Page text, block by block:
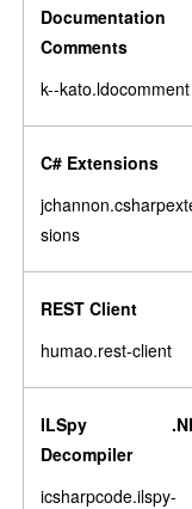
Documentation
Comments
k--kato.ldocomment
C# Extensions
sions
REST Client
humao.rest-client
ILSpy
Decompiler
icsharpcode.ilspy-